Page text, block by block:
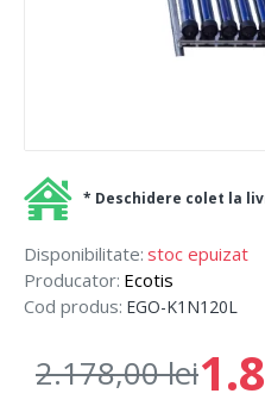
Disponibilitate: stoc epuizat
Producator: Ecotis
Cod produs: EGO-K1N120L
2.178,00 lei
* Deschidere colet la